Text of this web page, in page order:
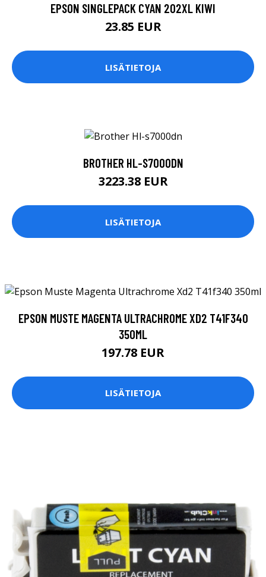
EPSON SINGLEPACK CYAN 202XL KIWI
23.85 EUR
LISÄTIETOJA
BROTHER HL-S7000DN
3223.38 EUR
LISÄTIETOJA
EPSON MUSTE MAGENTA ULTRACHROME XD2 T41F340
350ML
197.78 EUR
LISÄTIETOJA